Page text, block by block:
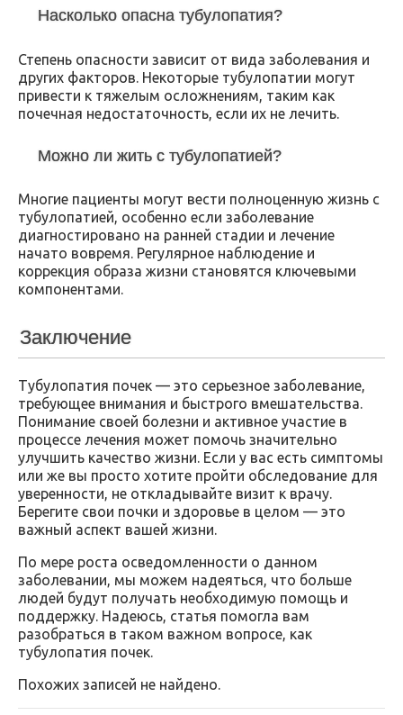
Насколько опасна тубулопатия?
Степень опасности зависит от вида заболевания и
других факторов. Некоторые тубулопатии могут
привести к тяжелым осложнениям, таким как
почечная недостаточность, если их не лечить.
Можно ли жить с тубулопатией?
Многие пациенты могут вести полноценную жизнь с
тубулопатией, особенно если заболевание
диагностировано на ранней стадии и лечение
начато вовремя. Регулярное наблюдение и
коррекция образа жизни становятся ключевыми
компонентами.
Заключение
Тубулопатия почек — это серьезное заболевание,
требующее внимания и быстрого вмешательства.
Понимание своей болезни и активное участие в
процессе лечения может помочь значительно
улучшить качество жизни. Если у вас есть симптомы
или же вы просто хотите пройти обследование для
уверенности, не откладывайте визит к врачу.
Берегите свои почки и здоровье в целом — это
важный аспект вашей жизни.
По мере роста осведомленности о данном
заболевании, мы можем надеяться, что больше
людей будут получать необходимую помощь и
поддержку. Надеюсь, статья помогла вам
разобраться в таком важном вопросе, как
тубулопатия почек.
Похожих записей не найдено.